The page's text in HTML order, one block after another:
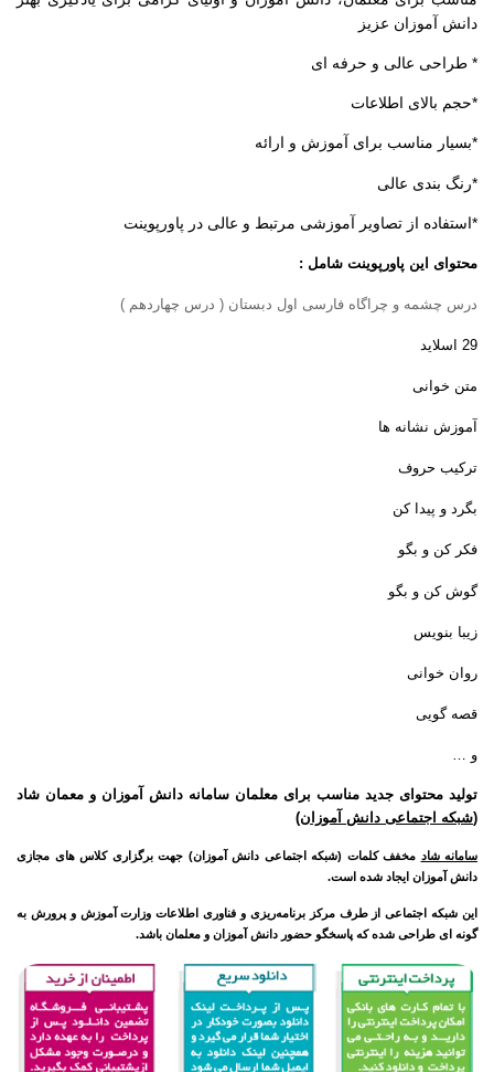
دانش آموزان عزیز
* طراحی عالی و حرفه ای
*حجم بالای اطلاعات
*بسیار مناسب برای آموزش و ارائه
*رنگ بندی عالی
*استفاده از تصاویر آموزشی مرتبط و عالی در پاورپوینت
محتوای این پاورپوینت شامل :
درس چشمه و چراگاه فارسی اول دبستان ( درس چهاردهم )
29 اسلاید
متن خوانی
آموزش نشانه ها
ترکیب حروف
بگرد و پیدا کن
فکر کن و بگو
گوش کن و بگو
زیبا بنویس
روان خوانی
قصه گویی
و …
تولید محتوای جدید مناسب برای معلمان سامانه دانش آموزان و معمان شاد
(شبکه اجتماعی دانش آموزان)
سامانه شاد مخفف کلمات (شبکه اجتماعی دانش آموزان) جهت برگزاری کلاس های مجازی
دانش آموزان ایجاد شده است.
این شبکه اجتماعی از طرف مرکز برنامه‌ریزی و فناوری اطلاعات وزارت آموزش و پرورش به
گونه ای طراحی شده که پاسخگو حضور دانش آموزان و معلمان باشد.